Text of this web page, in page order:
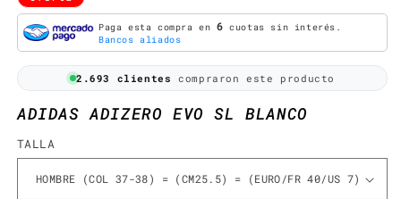
oferta
Paga esta compra en 6 cuotas sin interés.
Bancos aliados
2.693 clientes compraron este producto
ADIDAS ADIZERO EVO SL BLANCO
TALLA